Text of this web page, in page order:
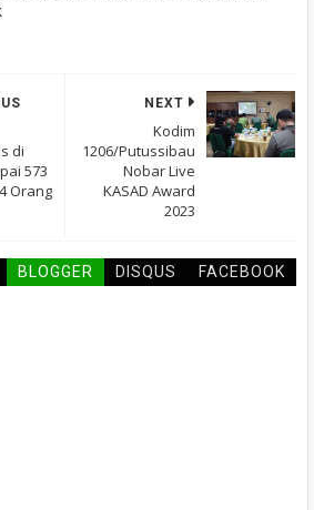
NEXT
Kodim
1206/Putussibau
Nobar Live
KASAD Award
2023
di
573
Orang
BLOGGER DISQUS FACEBOOK